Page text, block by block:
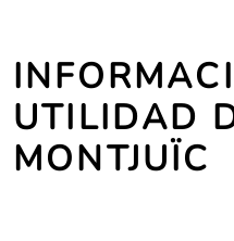
UTILIDAD
MONTJUÏC